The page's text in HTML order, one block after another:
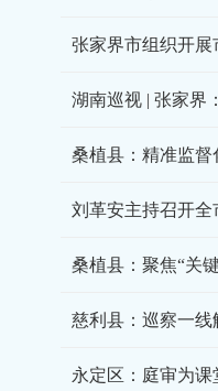
张家界市组织开
湖南巡视 | 张家界
桑植县：精准监督
刘革安主持召开
桑植县：聚焦“关
慈利县：巡察一线
永定区：庭审为